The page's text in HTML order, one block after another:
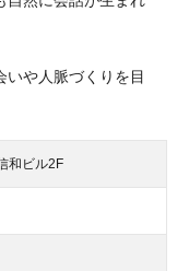
いや人脈づくりを目
和ビル2F